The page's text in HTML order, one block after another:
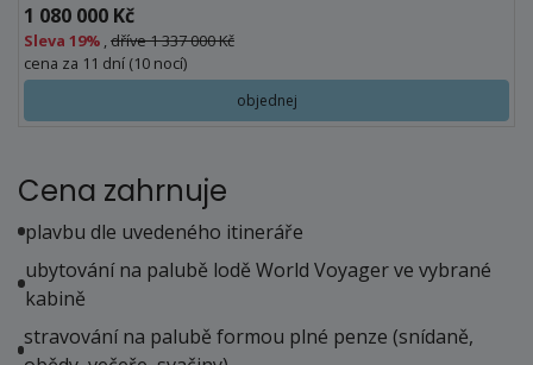
1 080 000 Kč
Sleva 19% dříve 1 337 000 Kč
cena za 11 dní (10 nocí)
objednej
Cena zahrnuje
plavbu dle uvedeného itineráře
ubytování na palubě lodě World Voyager ve vybrané
kabině
stravování na palubě formou plné penze (snídaně,